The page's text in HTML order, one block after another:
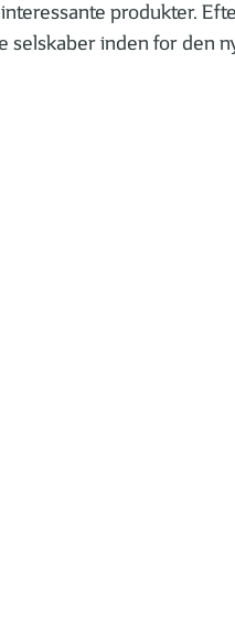
produkter.
inden for den